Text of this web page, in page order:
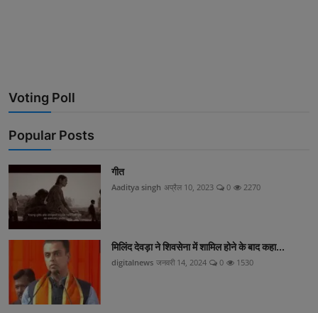
Voting Poll
Popular Posts
गीत
Aaditya singh अप्रैल 10, 2023 0 2270
मिलिंद देवड़ा ने शिवसेना में शामिल होने के बाद कहा...
digitalnews जनवरी 14, 2024 0 1530